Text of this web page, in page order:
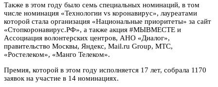
Также в этом году было семь специальных номинаций, в том
числе номинация «Технологии vs коронавирус», лауреатами
которой стала организация «Национальные приоритеты» за сайт
«Стопкоронавирус.РФ», а также акция #МЫВМЕСТЕ и
Ассоциация волонтерских центров, АНО «Диалог»,
правительство Москвы, Яндекс, Mail.ru Group, МТС,
«Ростелеком», «Манго Телеком».
Премия, которой в этом году исполняется 17 лет, собрала 1170
заявок на участие в 14 номинациях.